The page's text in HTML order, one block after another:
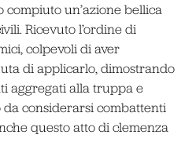
compiuto un’azione bellica
Ricevuto l’ordine di
colpevoli di aver
di applicarlo, dimostrando
aggregati alla truppa e
considerarsi combattenti
questo atto di clemenza